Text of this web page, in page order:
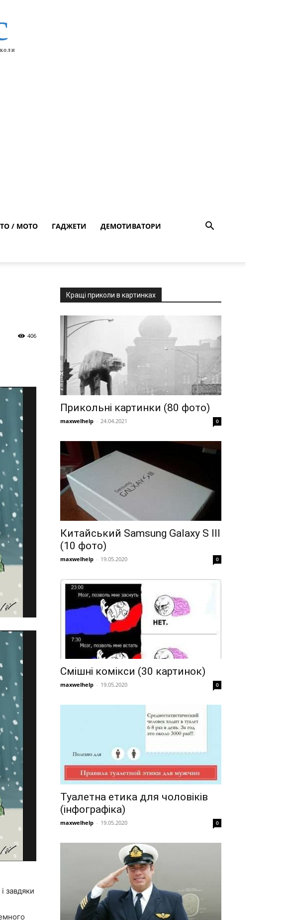
/ МОТО ГАДЖЕТИ ДЕМОТИВАТОРИ
406
завдяки
Кращі приколи в картинках
Прикольні картинки (80 фото)
maxwelhelp - 24.04.2021 0
Китайський Samsung Galaxy S III
(10 фото)
maxwelhelp - 19.05.2020 0
Смішні комікси (30 картинок)
maxwelhelp - 19.05.2020 0
Туалетна етика для чоловіків
(інфографіка)
maxwelhelp - 19.05.2020 0